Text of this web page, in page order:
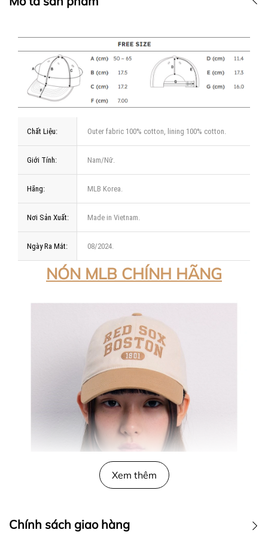
Chất Liệu: Outer fabric 100% cotton, lining 100% cotton.
Giới Tính: Nam/Nữ.
Hãng: MLB Korea.
Nơi Sản Xuất: Made in Vietnam.
Ngày Ra Mắt: 08/2024.
NÓN MLB CHÍNH HÃNG
Xem thêm
Chính sách giao hàng